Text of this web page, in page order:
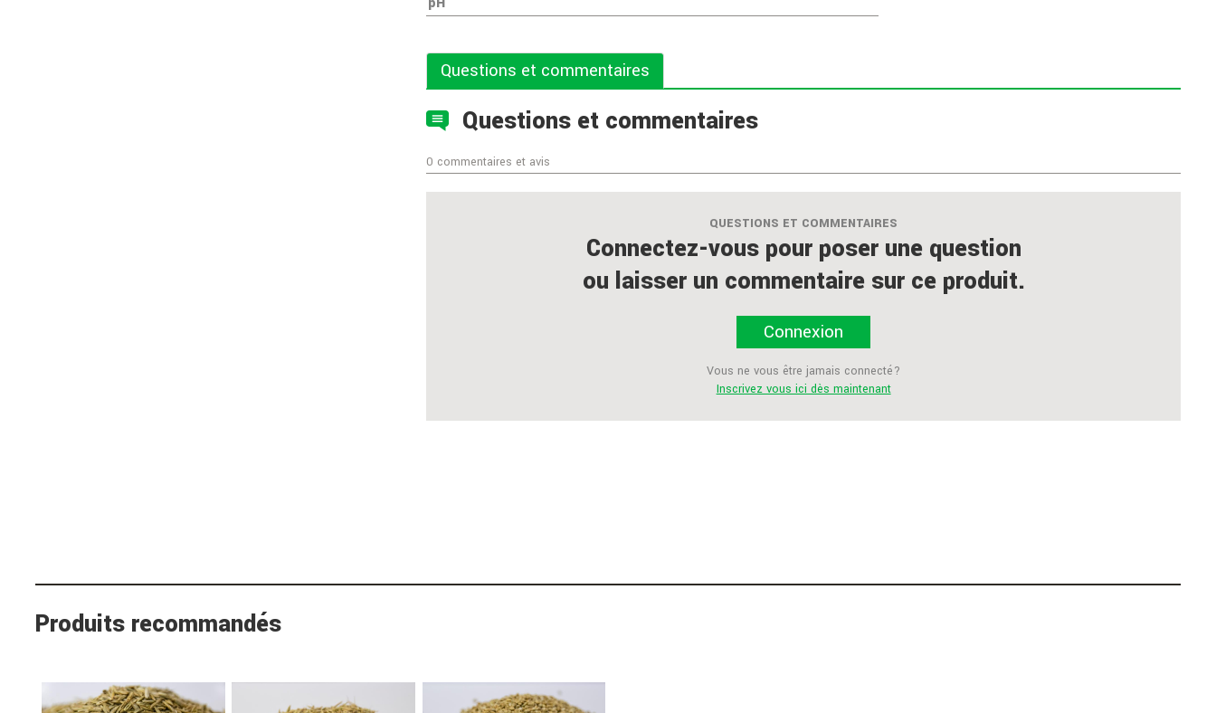
Questions et commentaires
Questions et commentaires
0 commentaires et avis
QUESTIONS ET COMMENTAIRES
Connectez-vous pour poser une question
ou laisser un commentaire sur ce produit.
Connexion
Vous ne vous être jamais connecté?
Inscrivez vous ici dès maintenant
Produits recommandés